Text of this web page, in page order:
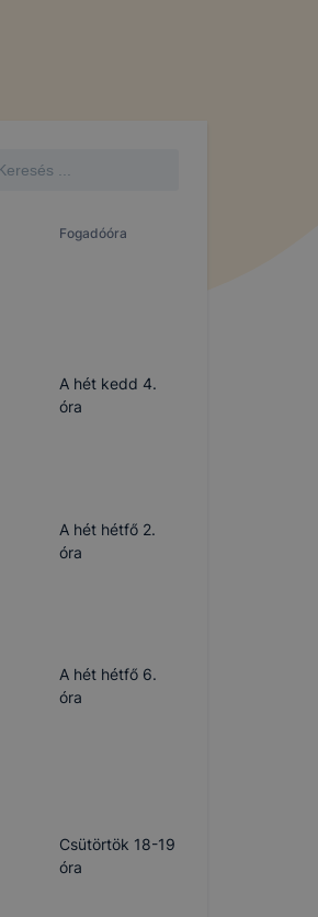
Fogadóóra
A hét kedd 4.
óra
A hét hétfő 2.
óra
A hét hétfő 6.
óra
Csütörtök 18-19
óra